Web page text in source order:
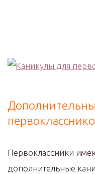
Первоклассники
дополнительные